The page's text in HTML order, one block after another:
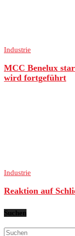
Industrie
MCC Benelux
wird fortgeführt
Industrie
Reaktion auf
Suchen